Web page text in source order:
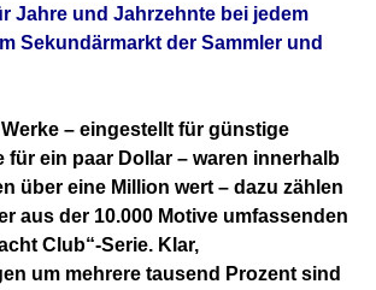
Jahre und Jahrzehnte bei jedem
Sekundärmarkt der Sammler und
– eingestellt für günstige
für ein paar Dollar – waren innerhalb
über eine Million wert – dazu zählen
aus der 10.000 Motive umfassenden
Club“-Serie. Klar,
um mehrere tausend Prozent sind